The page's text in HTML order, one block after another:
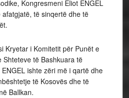
Kongresmeni Eliot ENGEL
të sinqertë dhe të
Kryetar i Komitetit për Punët e
të Bashkuara të
ishte zëri më i qartë dhe
të Kosovës dhe të
Ballkan.